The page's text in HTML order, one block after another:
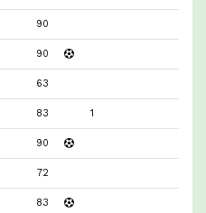
90
90
63
83 1
90
72
83